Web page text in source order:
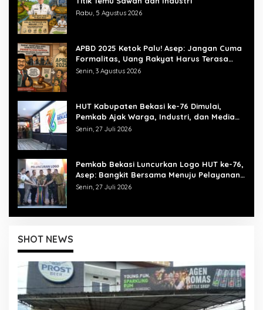
Rabu, 5 Agustus 2026
APBD 2025 Ketok Palu! Asep: Jangan Cuma
Formalitas, Uang Rakyat Harus Terasa
Manfaatnya
Senin, 3 Agustus 2026
HUT Kabupaten Bekasi ke-76 Dimulai,
Pemkab Ajak Warga, Industri, dan Media
Kibarkan Semangat “Bangkit Bersama”
Senin, 27 Juli 2026
Pemkab Bekasi Luncurkan Logo HUT ke-76,
Asep: Bangkit Bersama Menuju Pelayanan
yang Lebih Baik
Senin, 27 Juli 2026
SHOT NEWS